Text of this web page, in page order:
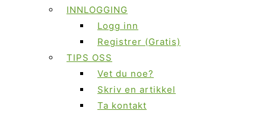
INNLOGGING
Logg inn
Registrer (Gratis)
TIPS OSS
Vet du noe?
Skriv en artikkel
Ta kontakt